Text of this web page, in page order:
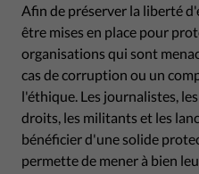
Afin de préserver la liberté
être mises en place pour
organisations qui sont
cas de corruption ou un
l'éthique. Les journalistes,
droits, les militants et les
bénéficier d'une solide
permette de mener à bien